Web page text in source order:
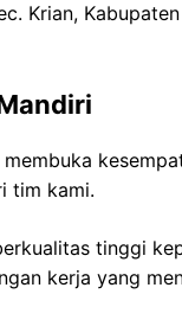
Krian,
tim kami.
tinggi
kerja yang